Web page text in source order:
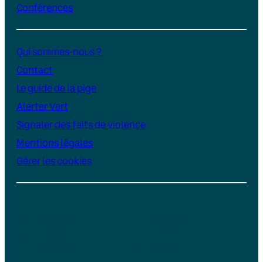
Conférences
Qui sommes-nous ?
Contact
Le guide de la pige
Alerter Vert
Signaler des faits de violence
Mentions légales
Gérer les cookies